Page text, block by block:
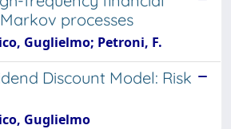
processes
Guglielmo; Petroni, F.
Discount Model: Risk
Guglielmo